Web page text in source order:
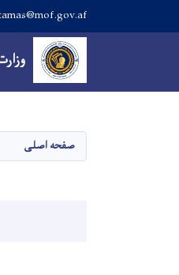
navigation
صفحه اصلی